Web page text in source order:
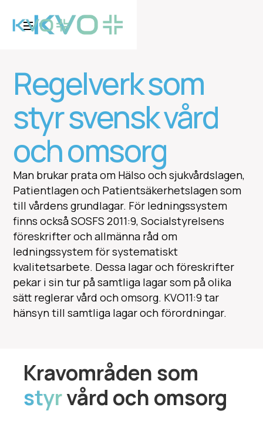
Regelverk som
styr svensk vård
och omsorg
Man brukar prata om Hälso och sjukvårdslagen,
Patientlagen och Patientsäkerhetslagen som
till vårdens grundlagar. För ledningssystem
finns också SOSFS 2011:9, Socialstyrelsens
föreskrifter och allmänna råd om
ledningssystem för systematiskt
kvalitetsarbete. Dessa lagar och föreskrifter
pekar i sin tur på samtliga lagar som på olika
sätt reglerar vård och omsorg. KVO11:9 tar
hänsyn till samtliga lagar och förordningar.
Kravområden som
styrvård och omsorg